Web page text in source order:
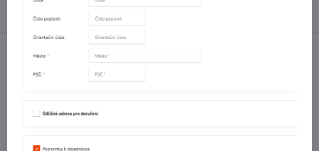
Diskuse
FacebookTwitterBlueskyPinterestReddit
Kontaktujte nás: